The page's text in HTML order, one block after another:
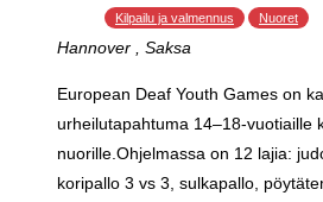
Kilpailu ja valmennus Nuoret
Hannover , Saksa
European Deaf Youth Games on
urheilutapahtuma 14–18-vuotiaille
nuorille.Ohjelmassa on 12 lajia:
koripallo 3 vs 3, sulkapallo,